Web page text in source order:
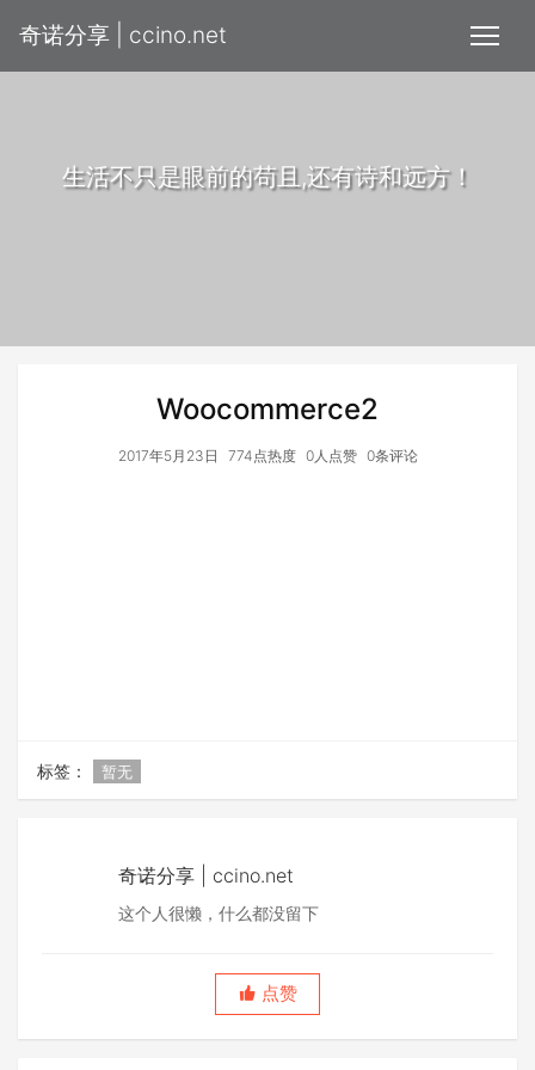
奇诺分享 | ccino.net
生活不只是眼前的苟且,还有诗和远方！
Woocommerce2
2017年5月23日 774点热度 0人点赞 0条评论
标签： 暂无
奇诺分享 | ccino.net
这个人很懒，什么都没留下
点赞